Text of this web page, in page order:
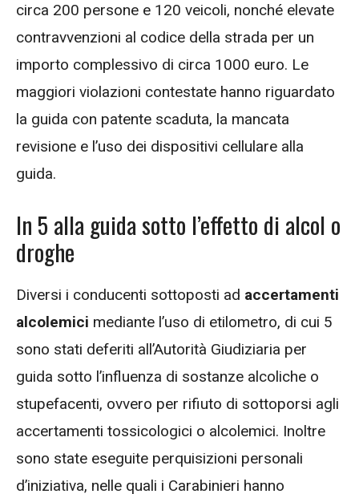
circa 200 persone e 120 veicoli, nonché elevate
contravvenzioni al codice della strada per un
importo complessivo di circa 1000 euro. Le
maggiori violazioni contestate hanno riguardato
la guida con patente scaduta, la mancata
revisione e l’uso dei dispositivi cellulare alla
guida.
In 5 alla guida sotto l’effetto di alcol o
droghe
Diversi i conducenti sottoposti ad accertamenti
alcolemici mediante l’uso di etilometro, di cui 5
sono stati deferiti all’Autorità Giudiziaria per
guida sotto l’influenza di sostanze alcoliche o
stupefacenti, ovvero per rifiuto di sottoporsi agli
accertamenti tossicologici o alcolemici. Inoltre
sono state eseguite perquisizioni personali
d’iniziativa, nelle quali i Carabinieri hanno